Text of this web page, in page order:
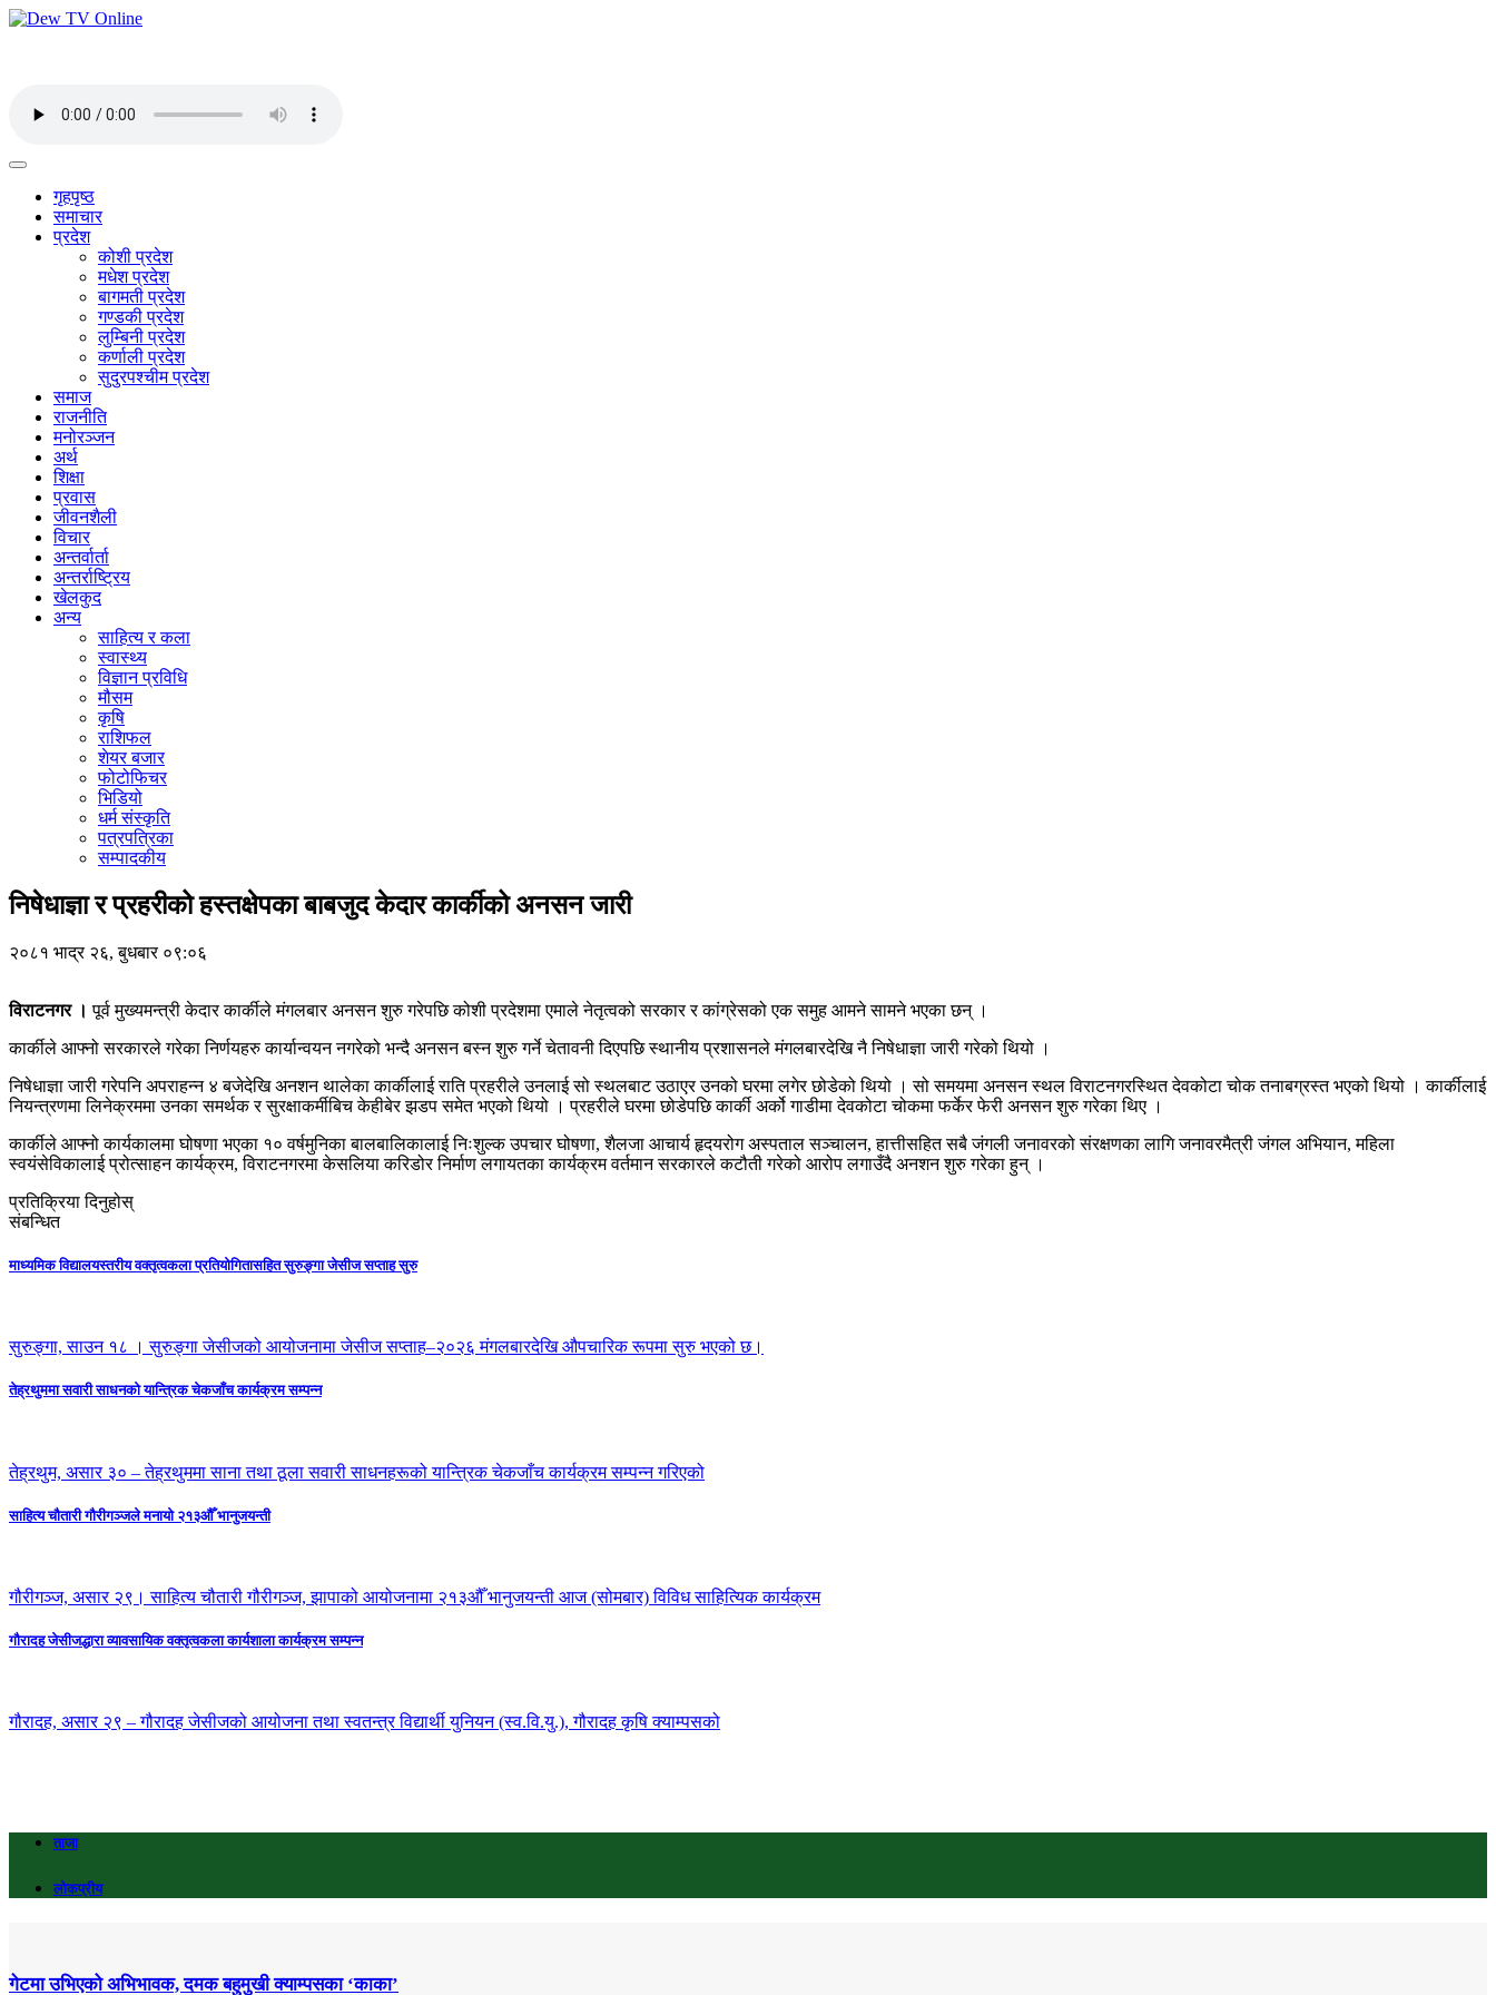
गृहपृष्ठ
समाचार
प्रदेश
कोशी प्रदेश
मधेश प्रदेश
बागमती प्रदेश
गण्डकी प्रदेश
लुम्बिनी प्रदेश
कर्णाली प्रदेश
सुदुरपश्चीम प्रदेश
समाज
राजनीति
मनोरञ्जन
अर्थ
शिक्षा
प्रवास
जीवनशैली
विचार
अन्तर्वार्ता
अन्तर्राष्ट्रिय
खेलकुद
अन्य
साहित्य र कला
स्वास्थ्य
विज्ञान प्रविधि
मौसम
कृषि
राशिफल
शेयर बजार
फोटोफिचर
भिडियो
धर्म संस्कृति
पत्रपत्रिका
सम्पादकीय
निषेधाज्ञा र प्रहरीको हस्तक्षेपका बाबजुद केदार कार्कीको अनसन जारी
२०८१ भाद्र २६, बुधबार ०९:०६
विराटनगर । पूर्व मुख्यमन्त्री केदार कार्कीले मंगलबार अनसन शुरु गरेपछि कोशी प्रदेशमा एमाले नेतृत्वको सरकार र कांग्रेसको एक समुह आमने सामने भएका छन् ।
कार्कीले आफ्नो सरकारले गरेका निर्णयहरु कार्यान्वयन नगरेको भन्दै अनसन बस्न शुरु गर्ने चेतावनी दिएपछि स्थानीय प्रशासनले मंगलबारदेखि नै निषेधाज्ञा जारी गरेको थियो ।
निषेधाज्ञा जारी गरेपनि अपराहन्न ४ बजेदेखि अनशन थालेका कार्कीलाई राति प्रहरीले उनलाई सो स्थलबाट उठाएर उनको घरमा लगेर छोडेको थियो । सो समयमा अनसन स्थल विराटनगरस्थित देवकोटा चोक तनाबग्रस्त भएको थियो । कार्कीलाई
नियन्त्रणमा लिनेक्रममा उनका समर्थक र सुरक्षाकर्मीबिच केहीबेर झडप समेत भएको थियो । प्रहरीले घरमा छोडेपछि कार्की अर्को गाडीमा देवकोटा चोकमा फर्केर फेरी अनसन शुरु गरेका थिए ।
कार्कीले आफ्नो कार्यकालमा घोषणा भएका १० वर्षमुनिका बालबालिकालाई निःशुल्क उपचार घोषणा, शैलजा आचार्य हृदयरोग अस्पताल सञ्चालन, हात्तीसहित सबै जंगली जनावरको संरक्षणका लागि जनावरमैत्री जंगल अभियान, महिला
स्वयंसेविकालाई प्रोत्साहन कार्यक्रम, विराटनगरमा केसलिया करिडोर निर्माण लगायतका कार्यक्रम वर्तमान सरकारले कटौती गरेको आरोप लगाउँदै अनशन शुरु गरेका हुन् ।
प्रतिक्रिया दिनुहोस्
संबन्धित
माध्यमिक विद्यालयस्तरीय वक्तृत्वकला प्रतियोगितासहित सुरुङ्गा जेसीज सप्ताह सुरु
सुरुङ्गा, साउन १८ । सुरुङ्गा जेसीजको आयोजनामा जेसीज सप्ताह–२०२६ मंगलबारदेखि औपचारिक रूपमा सुरु भएको छ।
तेह्रथुममा सवारी साधनको यान्त्रिक चेकजाँच कार्यक्रम सम्पन्न
तेह्रथुम, असार ३० – तेह्रथुममा साना तथा ठूला सवारी साधनहरूको यान्त्रिक चेकजाँच कार्यक्रम सम्पन्न गरिएको
साहित्य चौतारी गौरीगञ्जले मनायो २१३औँ भानुजयन्ती
गौरीगञ्ज, असार २९। साहित्य चौतारी गौरीगञ्ज, झापाको आयोजनामा २१३औँ भानुजयन्ती आज (सोमबार) विविध साहित्यिक कार्यक्रम
गौरादह जेसीजद्धारा व्यावसायिक वक्तृत्वकला कार्यशाला कार्यक्रम सम्पन्न
गौरादह, असार २९ – गौरादह जेसीजको आयोजना तथा स्वतन्त्र विद्यार्थी युनियन (स्व.वि.यु.), गौरादह कृषि क्याम्पसको
ताजा
लोकप्रीय
गेटमा उभिएको अभिभावक, दमक बहुमुखी क्याम्पसका ‘काका’